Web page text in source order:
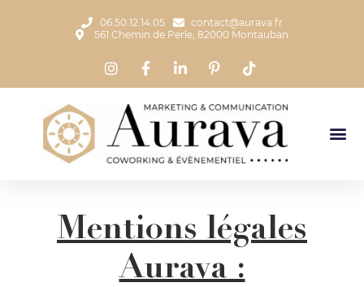
06.50.12.14.05
contact@aurava.fr
561 Chemin de Perle, 82000 Montauban
Mentions légales
Aurava :